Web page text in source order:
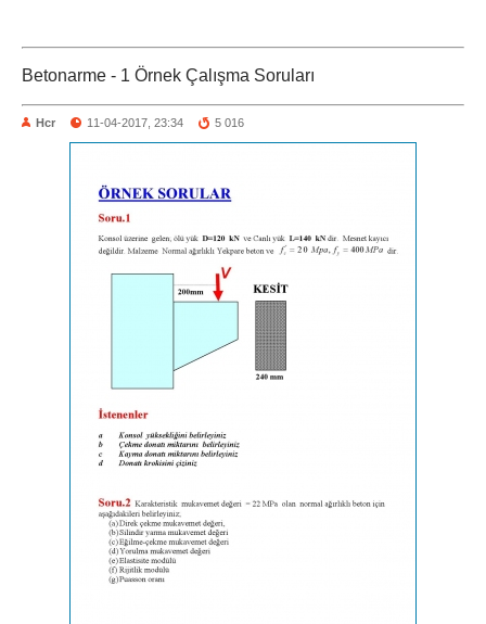
Betonarme - 1 Örnek Çalışma Soruları
Hcr 11-04-2017, 23:34 5 016